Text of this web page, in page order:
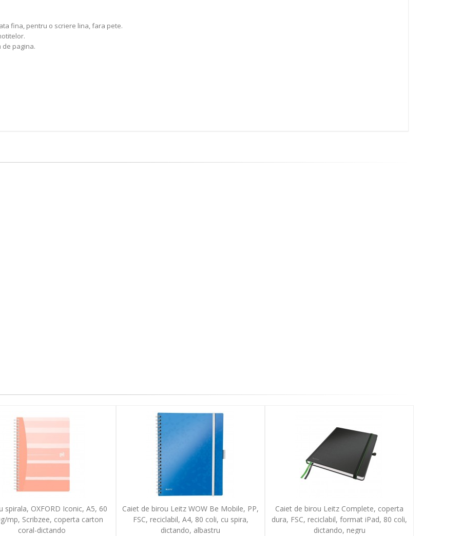
fina, pentru o scriere lina, fara pete.
de pagina.
spirala, OXFORD Iconic, A5, 60
mp, Scribzee, coperta carton
coral-dictando
Caiet de birou Leitz WOW Be Mobile, PP,
FSC, reciclabil, A4, 80 coli, cu spira,
dictando, albastru
Caiet de birou Leitz Complete, coperta
dura, FSC, reciclabil, format iPad, 80 coli,
dictando, negru